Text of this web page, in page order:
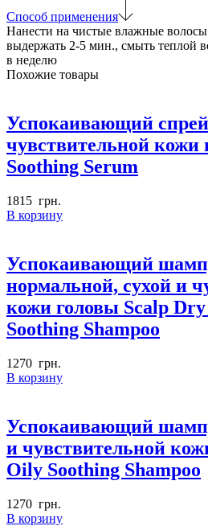
Способ применения
Нанести на чистые влажные
выдержать 2-5 мин., смыть теплой
в неделю
Похожие товары
Успокаивающий
чувствительной кожи
Soothing Serum
1815 грн.
В корзину
Успокаивающий
нормальной, сухой и
кожи головы Scalp
Soothing Shampoo
1270 грн.
В корзину
Успокаивающий
и чувствительной
Oily Soothing Shampoo
1270 грн.
В корзину